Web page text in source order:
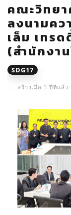
คณะวิทยา
ลงนามค
เล็ม เทร
(สำนักงา
SDG17
สร้างเมื่อ 3 ปีที่แล้ว